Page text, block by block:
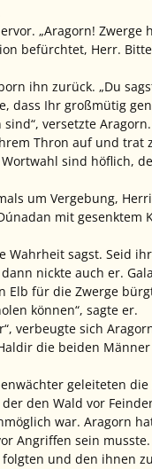
„Aragorn!
befürchtet, Herr.
ihn zurück. „Du
dass Ihr großmütig
versetzte
Thron auf und trat
sind höflich,
um Vergebung,
mit
Wahrheit sagst. Seid
nickte auch er.
Elb für die Zwerge
können“, sagte er.
verbeugte sich
die beiden
geleiteten
den Wald vor
war. Aragorn
Angriffen sein
und den ihnen